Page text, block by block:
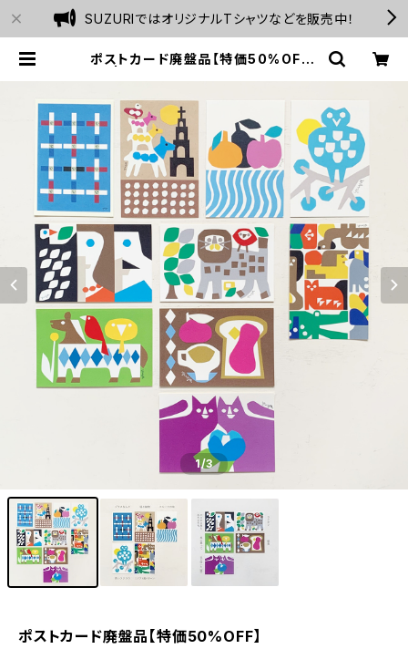
SUZURIではオリジナルTシャツなどを販売中！
ポストカード廃盤品【特価50%OFF】
1/3
ポストカード廃盤品【特価50%OFF】